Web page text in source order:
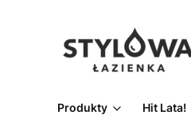
Produkty Hit Lata!